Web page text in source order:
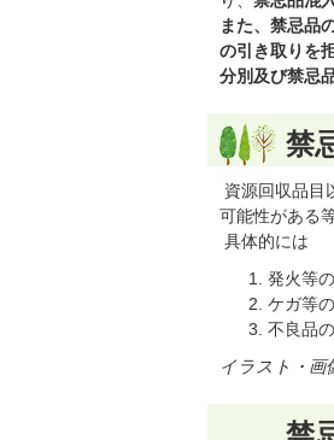
また、禁忌品
の引き取りを
分別及び禁忌
禁
資源回収品目
可能性がある
具体的には
発火等
ケガ等
不良品
イラスト・画